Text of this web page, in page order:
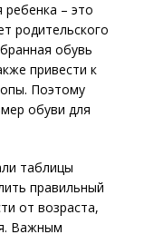
– это
родительского
обувь
привести к
Поэтому
обуви для
таблицы
правильный
от возраста,
Важным